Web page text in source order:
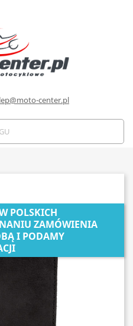
center.pl
POLSKICH
ZAMÓWIENIA
I PODAMY